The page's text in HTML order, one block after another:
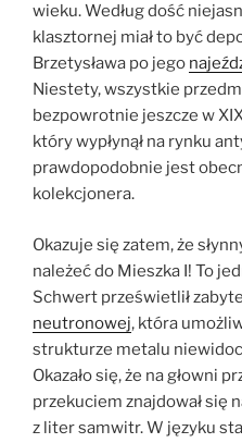
wieku. Według dość
klasztornej miał to być
Brzetysława po jego
Niestety, wszystkie
bezpowrotnie jeszcze w
który wypłynął na rynku
prawdopodobnie jest
kolekcjonera.
Okazuje się zatem, że
należeć do Mieszka I! To
Schwert prześwietlił
neutronowej, która
strukturze metalu
Okazało się, że na głowni
przekuciem znajdował się
z liter samwitr. W języku